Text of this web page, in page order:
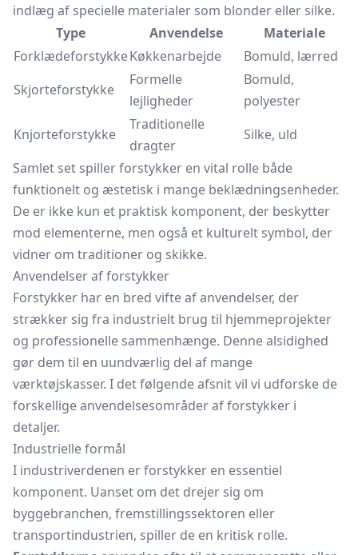
indlæg af specielle materialer som blonder eller silke.
Type
Anvendelse
Materiale
ForklædeforstykkeKøkkenarbejde
Bomuld, lærred
Skjorteforstykke
Formelle
lejligheder
Bomuld,
polyester
Knjorteforstykke
Traditionelle
dragter
Silke, uld
Samlet set spiller forstykker en vital rolle både
funktionelt og æstetisk i mange beklædningsenheder.
De er ikke kun et praktisk komponent, der beskytter
mod elementerne, men også et kulturelt symbol, der
vidner om traditioner og skikke.
Anvendelser af forstykker
Forstykker har en bred vifte af anvendelser, der
strækker sig fra industrielt brug til hjemmeprojekter
og professionelle sammenhænge. Denne alsidighed
gør dem til en uundværlig del af mange
værktøjskasser. I det følgende afsnit vil vi udforske de
forskellige anvendelsesområder af forstykker i
detaljer.
Industrielle formål
I industriverdenen er forstykker en essentiel
komponent. Uanset om det drejer sig om
byggebranchen, fremstillingssektoren eller
transportindustrien, spiller de en kritisk rolle.